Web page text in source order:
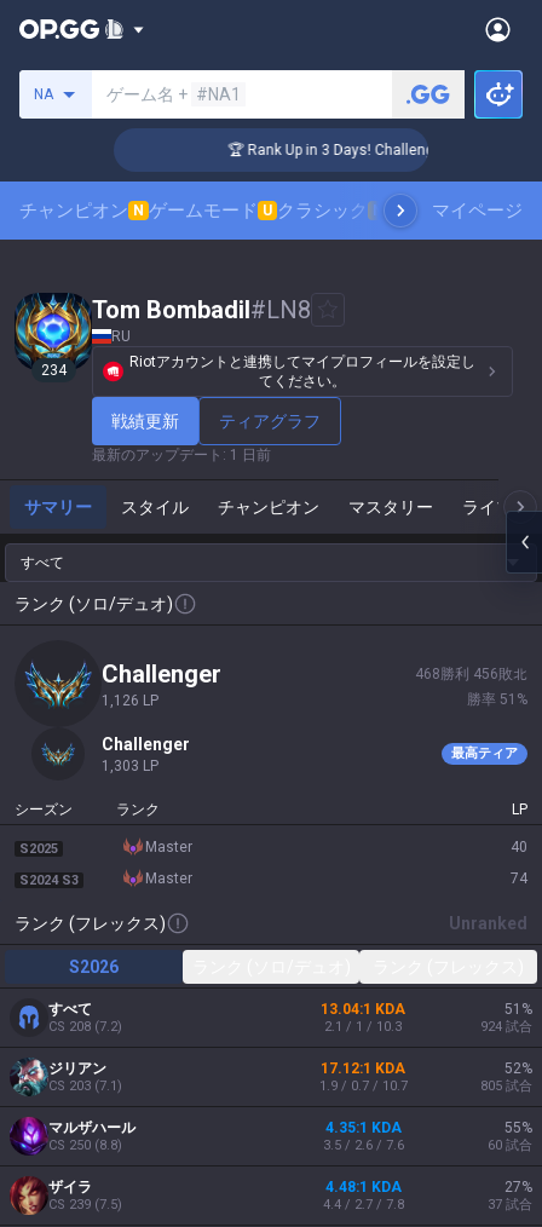
NA ゲーム名 + #NA1
🏆 Rank Up in 3 Days! Challenger Coaching
チャンピオン N ゲームモード U クラシック N スキンランキング
マイページ
234
Tom Bombadil#LN8
RU
Riotアカウントと連携してマイプロフィールを設定し
てください。
戦績更新 ティアグラフ
最新のアップデート : 1 日前
サマリー スタイル チャンピオン マスタリー ライブゲ
すべて
ランク (ソロ/デュオ)
challenger
1,126 LP
468 勝利 456 敗北
勝率 51 %
challenger
1,303 LP
最高ティア
シーズン ランク LP
S2025 master 40
S2024 S3 master 74
ランク (フレックス) Unranked
S2026
すべて
CS 208 (7.2)
13.04:1 KDA
2.1 / 1 / 10.3
51 %
924 試合
ジリアン
CS 203 (7.1)
17.12:1 KDA
1.9 / 0.7 / 10.7
52%
805 試合
マルザハール
CS 250 (8.8)
4.35:1 KDA
3.5 / 2.6 / 7.6
55%
60 試合
ザイラ
CS 239 (7.5)
4.48:1 KDA
4.4 / 2.7 / 7.8
27%
37 試合